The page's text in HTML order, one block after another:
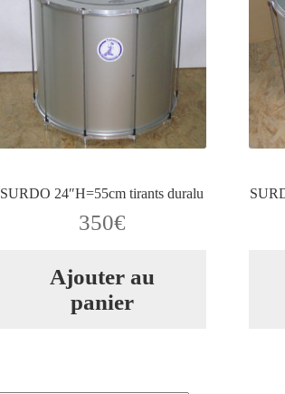
SURDO 24″H=55cm tirants duralu
350€
Ajouter au
panier